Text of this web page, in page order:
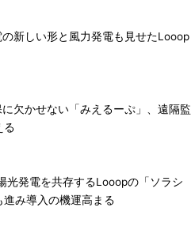
新しい形と風力発電も見せたLooop
欠かせない「みえるーぷ」、遠隔監
る
光発電を共存するLooopの「ソラシ
進み導入の機運高まる